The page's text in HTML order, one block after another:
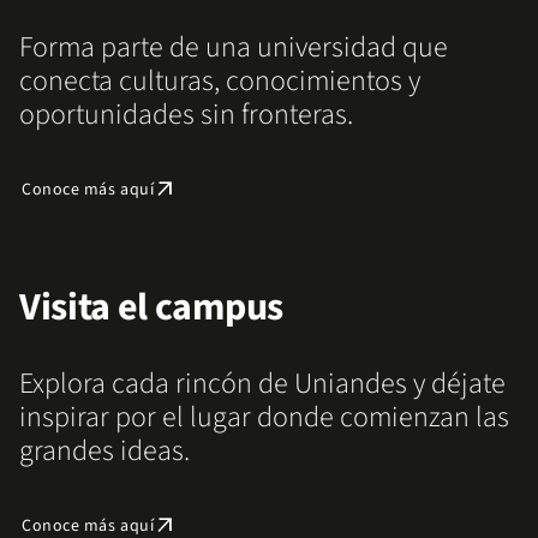
Forma parte de una universidad que
conecta culturas, conocimientos y
oportunidades sin fronteras.
Conoce más aquíarrow_outward
Visita el campus
Explora cada rincón de Uniandes y déjate
inspirar por el lugar donde comienzan las
grandes ideas.
Conoce más aquíarrow_outward